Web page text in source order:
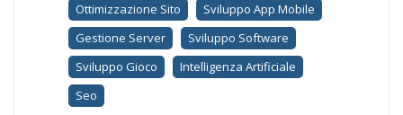
Ottimizzazione Sito
Sviluppo App Mobile
Gestione Server
Sviluppo Software
Sviluppo Gioco
Intelligenza Artificiale
Seo